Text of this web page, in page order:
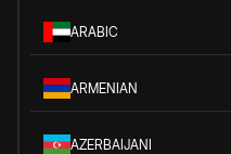
ARABIC
ARMENIAN
AZERBAIJANI